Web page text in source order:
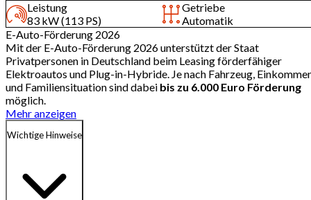
Leistung
83 kW (113 PS)
Getriebe
Automatik
E-Auto-Förderung 2026
Mit der E-Auto-Förderung 2026 unterstützt der Staat
Privatpersonen in Deutschland beim Leasing förderfähiger
Elektroautos und Plug-in-Hybride. Je nach Fahrzeug,
und Familiensituation sind dabei bis zu 6.000 Euro Förderung
möglich.
Mehr anzeigen
Wichtige Hinweise